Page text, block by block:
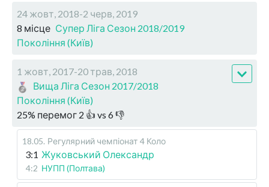
24 жовт, 2018-2 черв, 2019
8 місце Супер Ліга Сезон 2018/2019
Покоління (Київ)
1 жовт, 2017-20 трав, 2018
Вища Ліга Сезон 2017/2018
Покоління (Київ)
25% перемог 2 👍 vs 6👎
18.05. Регулярний чемпіонат 4 Коло
3:1 Жуковський Олександр
4:2 НУПП (Полтава)